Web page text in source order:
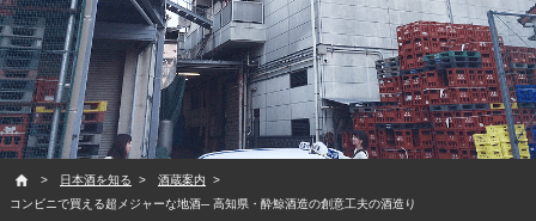
日本酒を知る
酒蔵案内
コンビニで買える超メジャーな地酒─ 高知県・酔鯨酒造の創意工夫の酒造り